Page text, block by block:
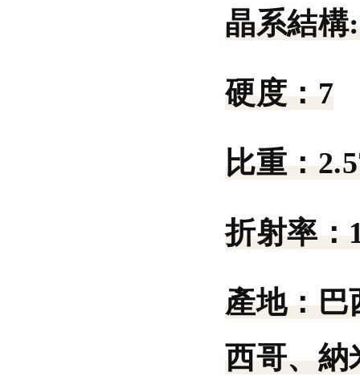
晶系結構:
硬度： 7
比重：
折射率：
產地： 巴
西哥、納